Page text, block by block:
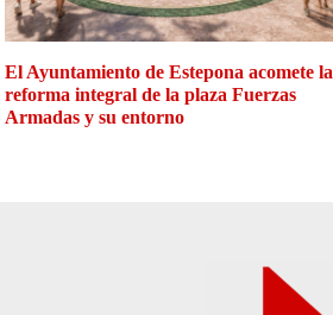
El Ayuntamiento de Estepona acomete la
reforma integral de la plaza Fuerzas
Armadas y su entorno